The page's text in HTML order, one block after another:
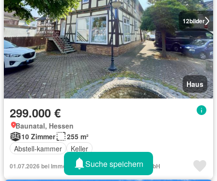
12bilder
Haus
299.000 €
Baunatal, Hessen
10 Zimmer
255 m²
Abstell-kammer
Keller
01.07.2026 bei Immobilien.de - König Immobilien GmbH
Suche speichern